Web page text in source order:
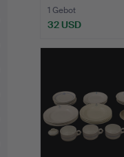
1 Gebot
32 USD